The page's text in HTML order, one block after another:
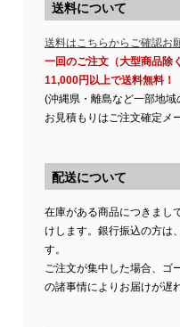
送料について
送料はこちらからご確認お
一回のご注文（大型商品除
11,000円以上で送料無料！
(沖縄県・離島など一部地域
お見積もりはご注文確定メ
配送について
在庫がある商品につきまし
けします。銀行振込の方は
す。
ご注文が集中した場合、ゴ
の諸事情によりお届けが遅